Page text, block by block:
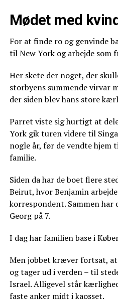
Mødet med
For at finde ro og genvinde
til New York og arbejde som
Her skete der noget, der
storbyens summende virvar
der siden blev hans store
Parret viste sig hurtigt at
York gik turen videre til
nogle år, før de vendte hjem
familie.
Siden da har de boet flere
Beirut, hvor Benjamin
korrespondent. Sammen har
Georg på 7.
I dag har familien base i
Men jobbet kræver fortsat,
og tager ud i verden – til
Israel. Alligevel står
faste anker midt i kaosset.